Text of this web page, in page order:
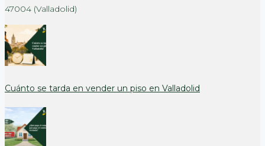
47004 (Valladolid)
Cuánto se tarda en vender un piso en Valladolid